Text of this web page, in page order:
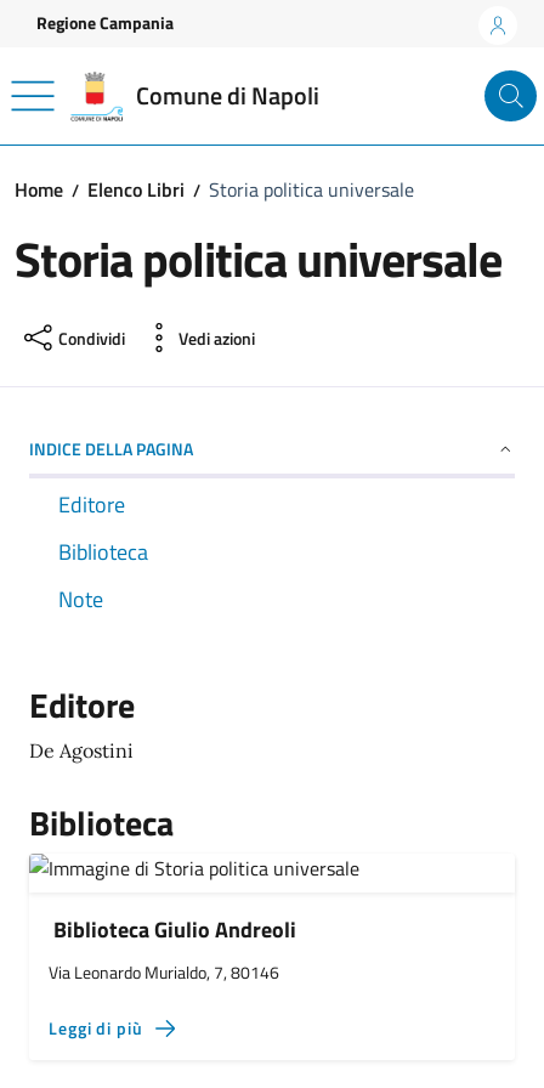
Vai ai contenuti
Vai al footer
Regione Campania
Comune di Napoli
Home Elenco Libri Storia politica universale
Storia politica universale
Condividi Vedi azioni
INDICE DELLA PAGINA
Editore
Biblioteca
Note
Editore
De Agostini
Biblioteca
Biblioteca Giulio Andreoli
Via Leonardo Murialdo, 7, 80146
Leggi di più